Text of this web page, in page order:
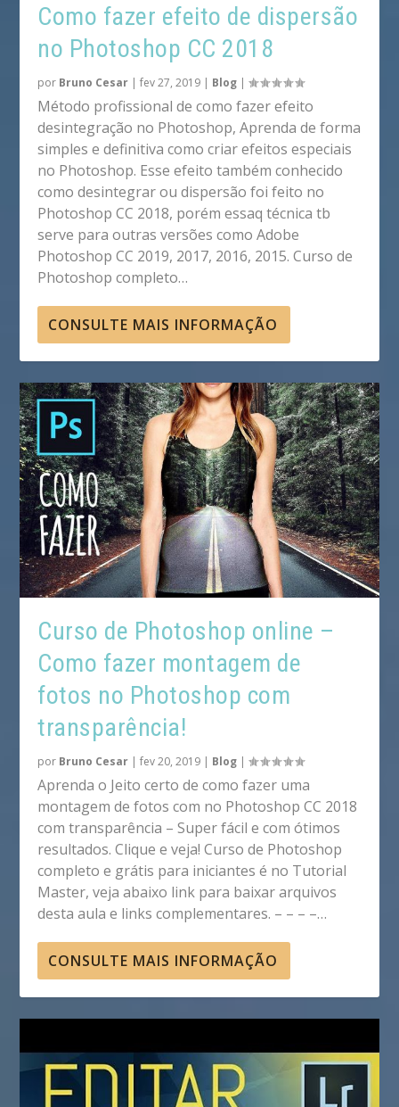
Como fazer efeito de dispersão
no Photoshop CC 2018
por Bruno Cesar |fev 27, 2019 | Blog |
Método profissional de como fazer efeito
desintegração no Photoshop, Aprenda de forma
simples e definitiva como criar efeitos especiais
no Photoshop. Esse efeito também conhecido
como desintegrar ou dispersão foi feito no
Photoshop CC 2018, porém essaq técnica tb
serve para outras versões como Adobe
Photoshop CC 2019, 2017, 2016, 2015. Curso de
Photoshop completo…
CONSULTE MAIS INFORMAÇÃO
Curso de Photoshop online –
Como fazer montagem de
fotos no Photoshop com
transparência!
por Bruno Cesar |fev 20, 2019 | Blog |
Aprenda o Jeito certo de como fazer uma
montagem de fotos com no Photoshop CC 2018
com transparência – Super fácil e com ótimos
resultados. Clique e veja! Curso de Photoshop
completo e grátis para iniciantes é no Tutorial
Master, veja abaixo link para baixar arquivos
desta aula e links complementares. – – – –…
CONSULTE MAIS INFORMAÇÃO